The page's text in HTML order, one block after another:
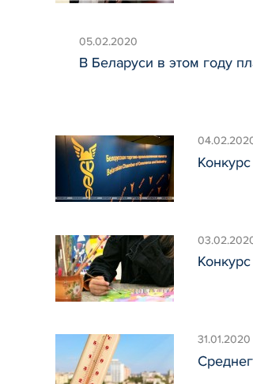
05.02.2020
В Беларуси в этом году
31.01.2020